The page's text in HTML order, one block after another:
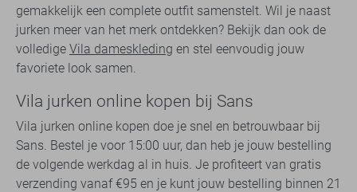
gemakkelijk een complete outfit samenstelt. Wil je naast
jurken meer van het merk ontdekken? Bekijk dan ook de
volledige Vila dameskleding en stel eenvoudig jouw
favoriete look samen.
Vila jurken online kopen bij Sans
Vila jurken online kopen doe je snel en betrouwbaar bij
Sans. Bestel je voor 15:00 uur, dan heb je jouw bestelling
de volgende werkdag al in huis. Je profiteert van gratis
verzending vanaf €95 en je kunt jouw bestelling binnen 21